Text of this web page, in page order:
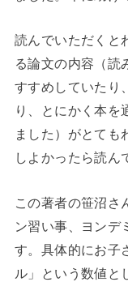
読んでいただくと
る論文の内容（読
すすめしていたり
り、とにかく本を
ました）がとても
しよかったら読ん
この著者の笹沼さ
ン習い事、ヨンデ
す。具体的にお子
ル」という数値と